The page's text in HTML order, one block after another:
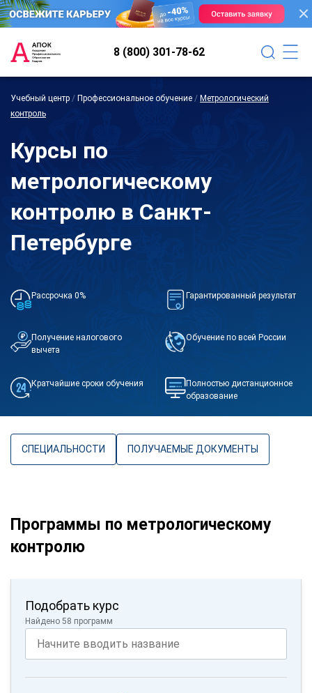
8 (800) 301-78-62
Учебный центр / Профессиональное обучение / Метрологический
контроль
Курсы по
метрологическому
контролю в Санкт-
Петербурге
Рассрочка 0% Гарантированный результат
Получение налогового
вычета
Обучение по всей России
Кратчайшие сроки обучения
Полностью дистанционное
образование
СПЕЦИАЛЬНОСТИ ПОЛУЧАЕМЫЕ ДОКУМЕНТЫ
Программы по метрологическому
контролю
Подобрать курс
Найдено 58 программ